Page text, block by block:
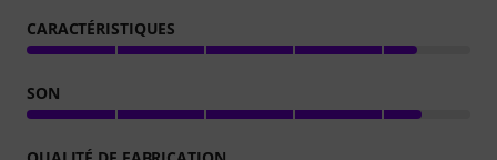
CARACTÉRISTIQUES
SON